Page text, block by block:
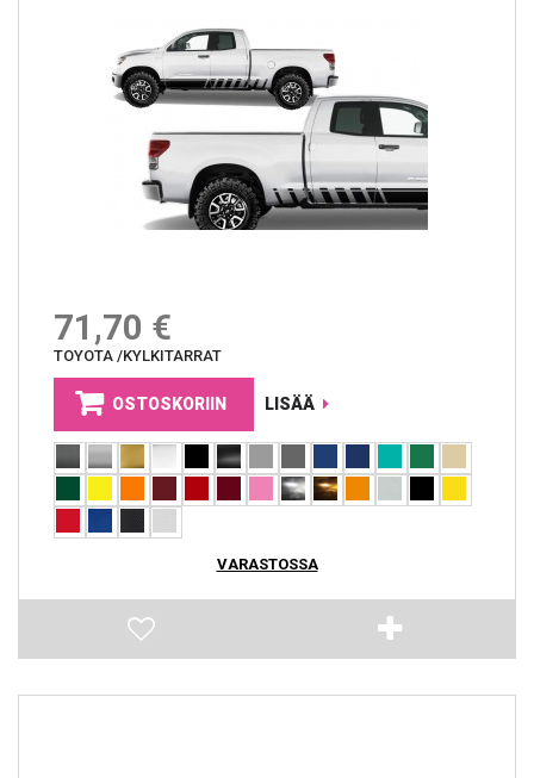
71,70 €
TOYOTA /KYLKITARRAT
OSTOSKORIIN LISÄÄ
VARASTOSSA